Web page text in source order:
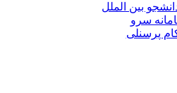
بین الملل
سرو
پرسنلی